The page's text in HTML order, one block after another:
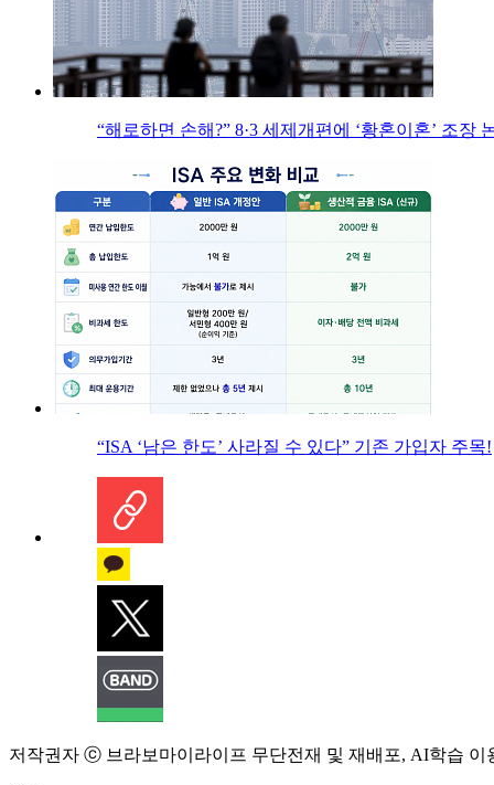
“해로하면 손해?” 8·3 세제개편에 ‘황혼이혼’ 조장
“ISA ‘남은 한도’ 사라질 수 있다” 기존 가입자 주목!
저작권자 ⓒ 브라보마이라이프 무단전재 및 재배포, AI학습 이